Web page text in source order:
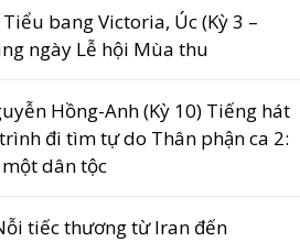
bang Victoria, Úc (Kỳ 3 –
ngày Lễ hội Mùa thu
Hồng-Anh (Kỳ 10) Tiếng hát
đi tìm tự do Thân phận ca 2:
dân tộc
tiếc thương từ Iran đến